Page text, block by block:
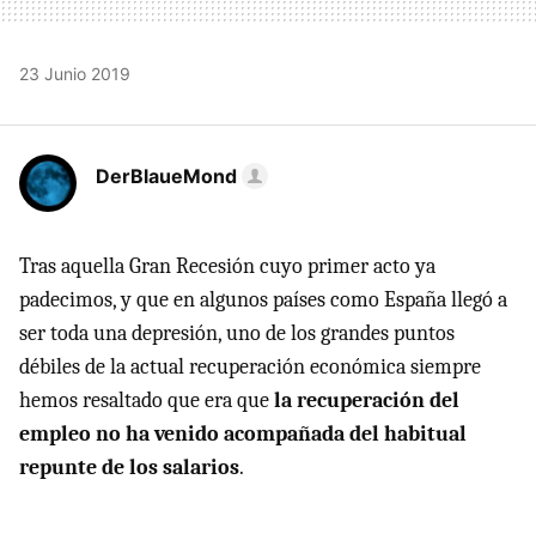
23 Junio 2019
DerBlaueMond
Tras aquella Gran Recesión cuyo primer acto ya
padecimos, y que en algunos países como España llegó a
ser toda una depresión, uno de los grandes puntos
débiles de la actual recuperación económica siempre
hemos resaltado que era quela recuperación del
empleo no ha venido acompañada del habitual
repunte de los salarios.